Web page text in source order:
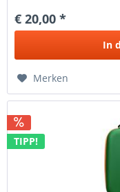
€ 20,00 *
In
Merken
TIPP!